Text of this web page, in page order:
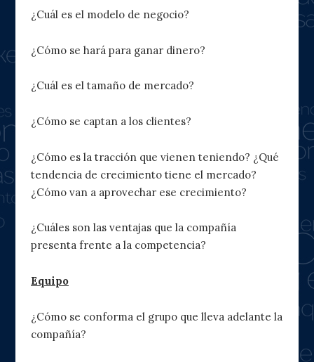
¿Cuál es el modelo de negocio?
¿Cómo se hará para ganar dinero?
¿Cuál es el tamaño de mercado?
¿Cómo se captan a los clientes?
¿Cómo es la tracción que vienen teniendo? ¿Qué
tendencia de crecimiento tiene el mercado?
¿Cómo van a aprovechar ese crecimiento?
¿Cuáles son las ventajas que la compañía
presenta frente a la competencia?
Equipo
¿Cómo se conforma el grupo que lleva adelante la
compañía?